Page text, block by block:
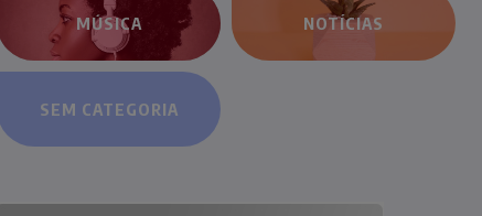
MÚSICA NOTÍCIAS
SEM CATEGORIA